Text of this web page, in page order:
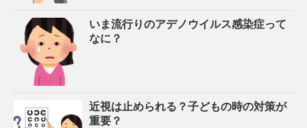
いま流行りのアデノウイルス感染症って
なに？
近視は止められる？子どもの時の対策が
重要？